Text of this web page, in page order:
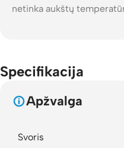
netinka aukštų
Specifikacija
Apžvalga
Svoris